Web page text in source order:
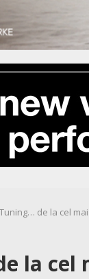
Tuning… de la cel
la cel